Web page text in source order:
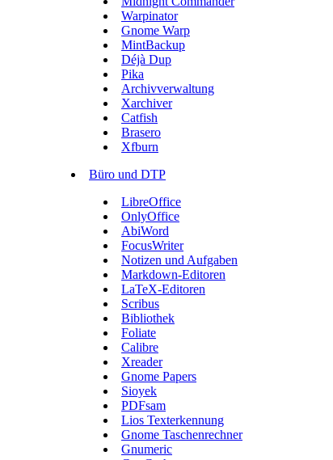
Warpinator
Gnome Warp
MintBackup
Déjà Dup
Pika
Archivverwaltung
Xarchiver
Catfish
Brasero
Xfburn
Büro und DTP
LibreOffice
OnlyOffice
AbiWord
FocusWriter
Notizen und Aufgaben
Markdown-Editoren
LaTeX-Editoren
Scribus
Bibliothek
Foliate
Calibre
Xreader
Gnome Papers
Sioyek
PDFsam
Lios Texterkennung
Gnome Taschenrechner
Gnumeric